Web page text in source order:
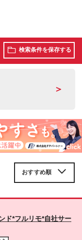
検索条件を保存する
＞
ド*フルリモ*自社サー